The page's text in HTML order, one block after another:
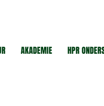
AKADEMIE HPR